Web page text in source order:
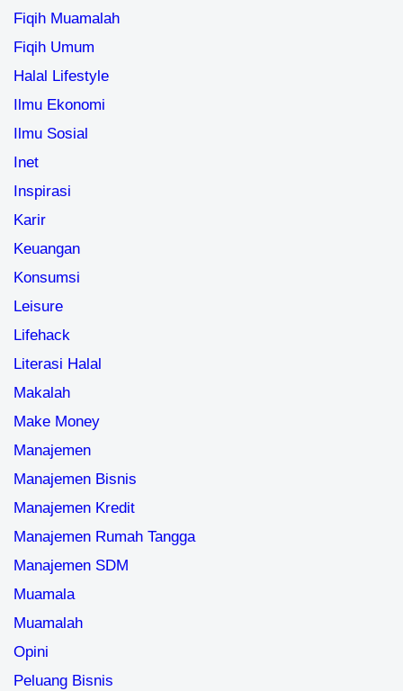
Fiqih Muamalah
Fiqih Umum
Halal Lifestyle
Ilmu Ekonomi
Ilmu Sosial
Inet
Inspirasi
Karir
Keuangan
Konsumsi
Leisure
Lifehack
Literasi Halal
Makalah
Make Money
Manajemen
Manajemen Bisnis
Manajemen Kredit
Manajemen Rumah Tangga
Manajemen SDM
Muamala
Muamalah
Opini
Peluang Bisnis